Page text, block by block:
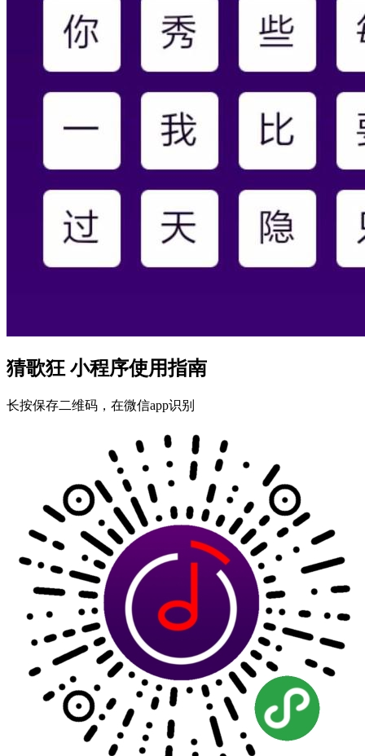
猜歌狂 小程序使用指南
长按保存二维码，在微信app识别